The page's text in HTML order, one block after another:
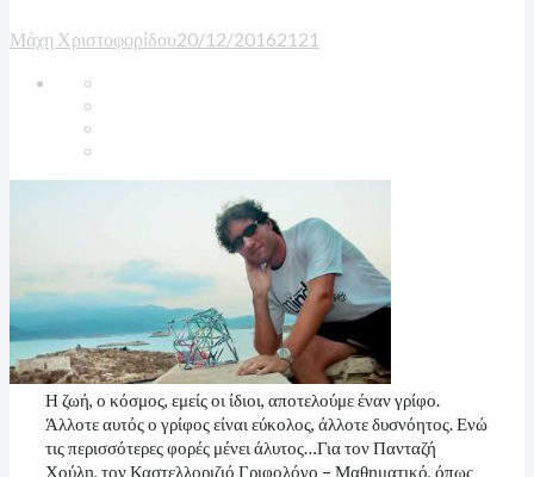
Μάχη Χριστοφορίδου20/12/20162121
Η ζωή, ο κόσμος, εμείς οι ίδιοι, αποτελούμε έναν γρίφο.
Άλλοτε αυτός ο γρίφος είναι εύκολος, άλλοτε δυσνόητος. Ενώ
τις περισσότερες φορές μένει άλυτος…Για τον Πανταζή
Χούλη, τον Καστελλοριζιό Γριφολόγο – Μαθηματικό, όπως